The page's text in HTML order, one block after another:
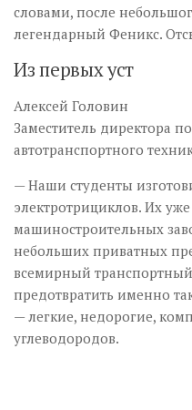
словами, после
легендарный Феникс.
Из первых уст
Алексей Головин
Заместитель директора
автотранспортного
— Наши студенты
электротрициклов. Их
машиностроительных
небольших приватных
всемирный
предотвратить именно
— легкие, недорогие,
углеводородов.